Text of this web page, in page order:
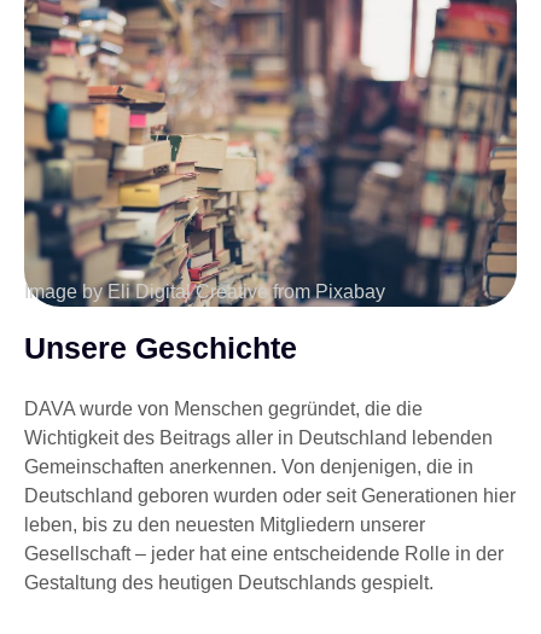
Image by Eli Digital Creative from Pixabay
Unsere Geschichte
DAVA wurde von Menschen gegründet, die die
Wichtigkeit des Beitrags aller in Deutschland lebenden
Gemeinschaften anerkennen. Von denjenigen, die in
Deutschland geboren wurden oder seit Generationen hier
leben, bis zu den neuesten Mitgliedern unserer
Gesellschaft – jeder hat eine entscheidende Rolle in der
Gestaltung des heutigen Deutschlands gespielt.